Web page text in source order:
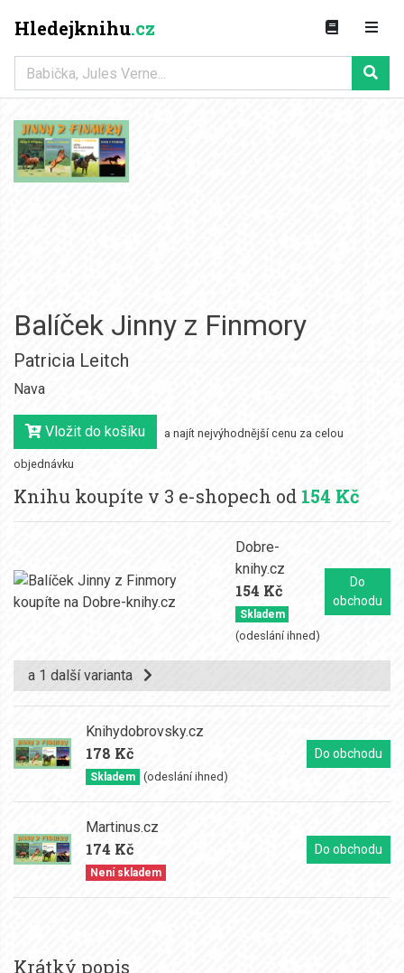
Hledejknihu.cz
Balíček Jinny z Finmory
Patricia Leitch
Nava
Vložit do košíku a najít nejvýhodnější cenu za celou
objednávku
Knihu koupíte v 3 e-shopech od 154 Kč
Dobre-
knihy.cz
154 Kč
Skladem
(odeslání ihned)
Do
obchodu
a 1 další varianta
Knihydobrovsky.cz
178 Kč
Skladem (odeslání ihned)
Do obchodu
Martinus.cz
174 Kč
Není skladem
Do obchodu
Krátký popis